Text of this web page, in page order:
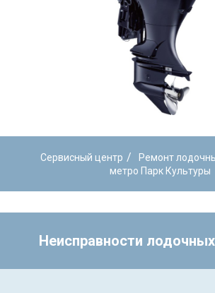
Сервисный центр / Ремонт
метро Парк Культуры
Неисправности